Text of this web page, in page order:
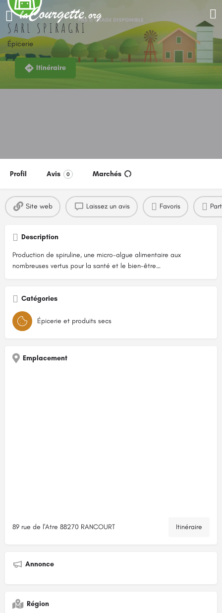
SARL SPIRAGRI
Épicerie
Itinéraire
Profil Avis 0 Marchés
Site web Laissez un avis Favoris
Description
Production de spiruline, une micro-algue alimentaire aux
nombreuses vertus pour la santé et le bien-être…
Catégories
Épicerie et produits secs
Emplacement
89 rue de l'Atre 88270 RANCOURT Itinéraire
Annonce
Région